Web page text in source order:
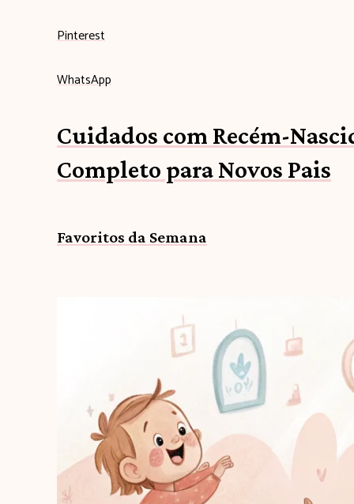
Pinterest
WhatsApp
Cuidados com Recém-
Completo para Novos Pais
Favoritos da Semana